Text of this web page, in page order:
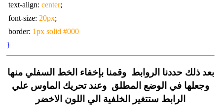
;text-align:
center
;font-size:
20px
border: 1px solid #000
{
بعد ذلك حددنا الروابط وقمنا بإخفاء الخط السفلي منها
وجعلها في الوضع المطلق وعند تحريك الماوس علي
الرابط ستتغير الخلفية الي اللون الاخضر